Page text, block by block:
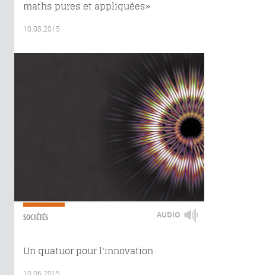
maths pures et appliquées»
10.08.2015
SOCIÉTÉS AUDIO
Un quatuor pour l'innovation